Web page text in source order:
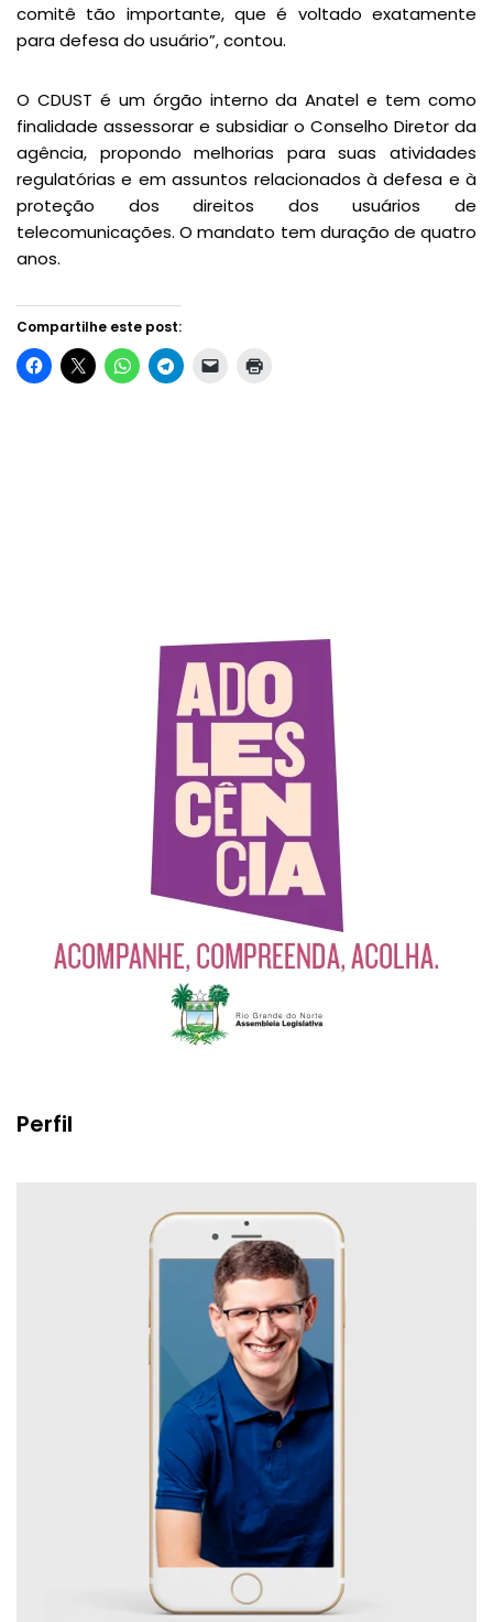
comitê tão importante, que é voltado exatamente
para defesa do usuário”, contou.
O CDUST é um órgão interno da Anatel e tem como
finalidade assessorar e subsidiar o Conselho Diretor da
agência, propondo melhorias para suas atividades
regulatórias e em assuntos relacionados à defesa e à
proteção dos direitos dos usuários de
telecomunicações. O mandato tem duração de quatro
anos.
Compartilhe este post:
Perfil